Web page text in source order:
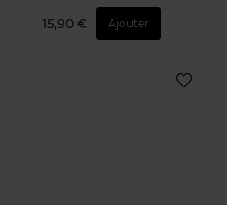
15,90 € Ajouter